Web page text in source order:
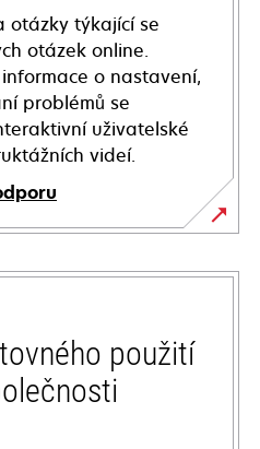
otázky týkající se
otázek online.
o nastavení,
problémů se
uživatelské
videí.
použití